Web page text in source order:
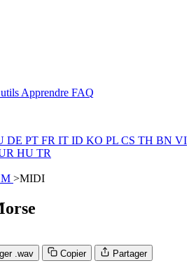
Apprendre FAQ
DE PT FR IT ID KO PL CS TH BN VI
HU TR
M >MIDI
.wav Copier Partager